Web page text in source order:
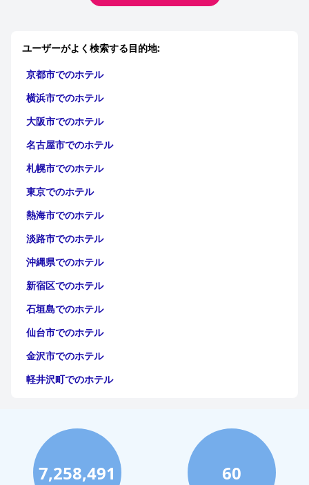
ユーザーがよく検索する目的地:
京都市でのホテル
横浜市でのホテル
大阪市でのホテル
名古屋市でのホテル
札幌市でのホテル
東京でのホテル
熱海市でのホテル
淡路市でのホテル
沖縄県でのホテル
新宿区でのホテル
石垣島でのホテル
仙台市でのホテル
金沢市でのホテル
軽井沢町でのホテル
神戸市でのホテル
宮古島でのホテル
函館市でのホテル
7,258,491 60